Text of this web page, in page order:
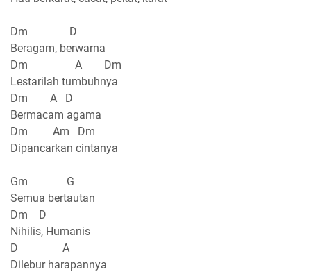
Dm D
Beragam, berwarna
Dm A Dm
Lestarilah tumbuhnya
Dm A D
Bermacam agama
Dm Am Dm
Dipancarkan cintanya
Gm G
Semua bertautan
Dm D
Nihilis, Humanis
D A
Dilebur harapannya